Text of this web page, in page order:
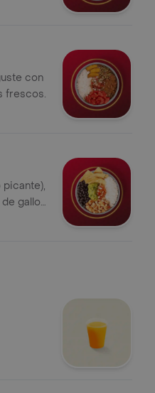
con
frescos.
picante),
gallo,